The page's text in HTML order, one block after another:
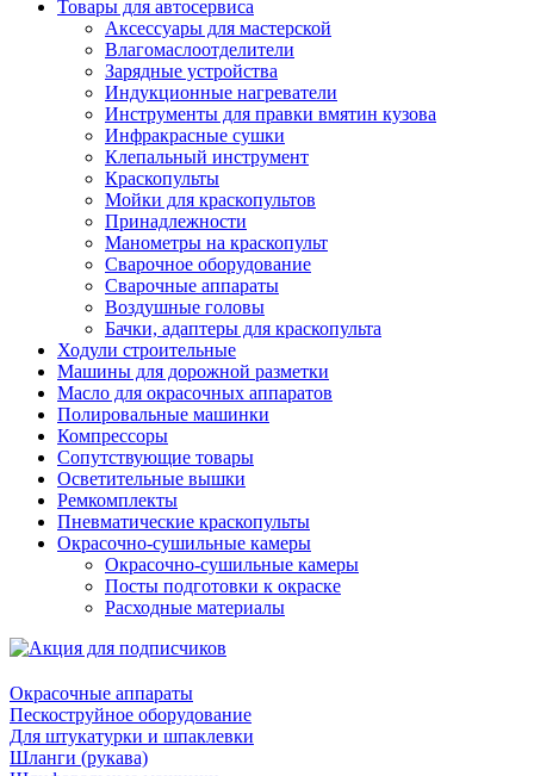
Товары для автосервиса
Аксессуары для мастерской
Влагомаслоотделители
Зарядные устройства
Индукционные нагреватели
Инструменты для правки вмятин кузова
Инфракрасные сушки
Клепальный инструмент
Краскопульты
Мойки для краскопультов
Принадлежности
Манометры на краскопульт
Сварочное оборудование
Сварочные аппараты
Воздушные головы
Бачки, адаптеры для краскопульта
Ходули строительные
Машины для дорожной разметки
Масло для окрасочных аппаратов
Полировальные машинки
Компрессоры
Сопутствующие товары
Осветительные вышки
Ремкомплекты
Пневматические краскопульты
Окрасочно-сушильные камеры
Окрасочно-сушильные камеры
Посты подготовки к окраске
Расходные материалы
Окрасочные аппараты
Пескоструйное оборудование
Для штукатурки и шпаклевки
Шланги (рукава)